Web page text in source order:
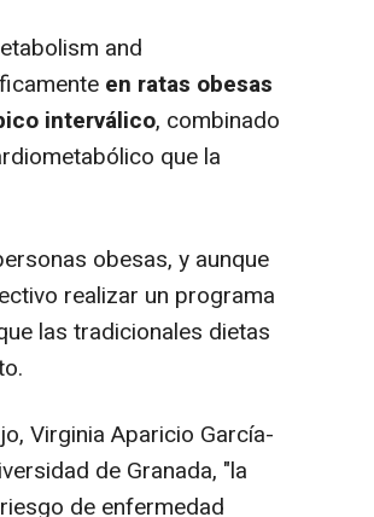
and
en ratas obesas
interválico, combinado
que la
obesas, y aunque
realizar un programa
las tradicionales dietas
Virginia Aparicio García-
de Granada, "la
de enfermedad